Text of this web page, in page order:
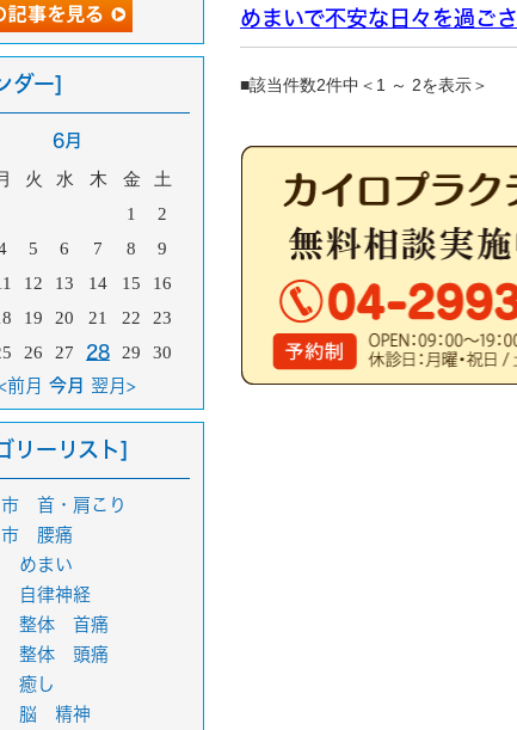
めまいで不安な日々を過ご
■該当件数2件中＜1 ～ 2を表示＞
ダー]
6月
火 水 木 金
土
1
2
5 6 7 8
9
12 13 14 15
16
19 20 21 22
23
26 27 28 29 30
前月 今月 翌月>
リーリスト]
市 首・肩こり
市 腰痛
めまい
自律神経
整体 首痛
整体 頭痛
癒し
脳 精神